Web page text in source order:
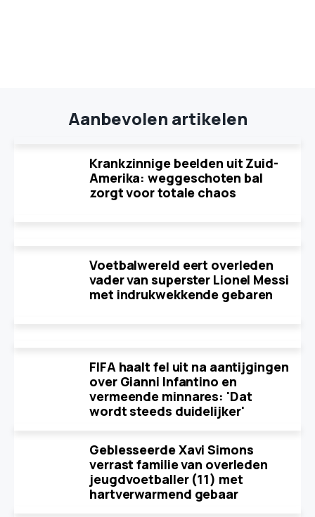
Aanbevolen artikelen
Krankzinnige beelden uit Zuid-
Amerika: weggeschoten bal
zorgt voor totale chaos
Voetbalwereld eert overleden
vader van superster Lionel Messi
met indrukwekkende gebaren
FIFA haalt fel uit na aantijgingen
over Gianni Infantino en
vermeende minnares: 'Dat
wordt steeds duidelijker'
Geblesseerde Xavi Simons
verrast familie van overleden
jeugdvoetballer (11) met
hartverwarmend gebaar